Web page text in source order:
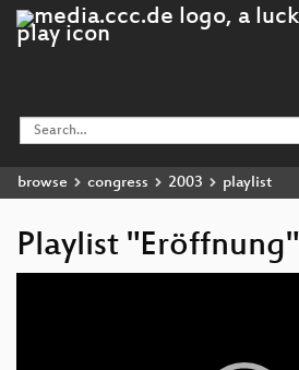
browse congress 2003 playlist
Playlist "Eröffnung"